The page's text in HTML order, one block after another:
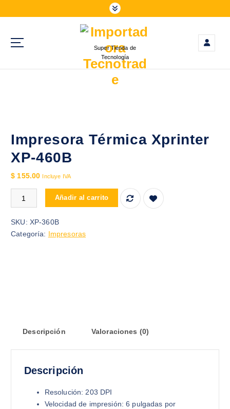
a
Super Tienda de
Tecnología
Impresora Térmica Xprinter
XP-460B
$ 155.00 Incluye IVA
Impresora Térmica Xprinter XP-460B cantidad
Añadir al carrito
SKU: XP-360B
Categoría: Impresoras
Descripción Valoraciones (0)
Descripción
Resolución: 203 DPI
Velocidad de impresión: 6 pulgadas por